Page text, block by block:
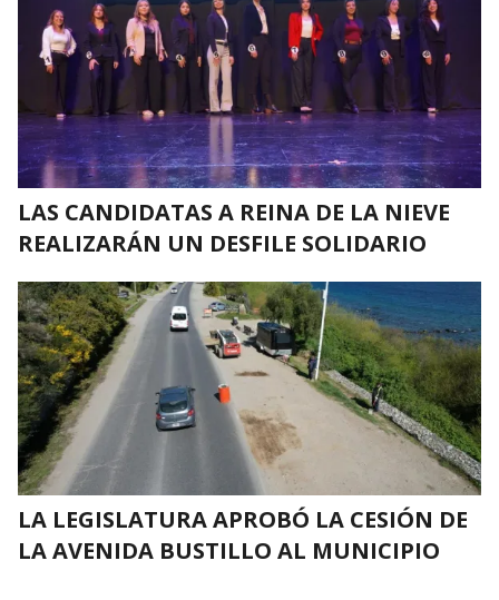
LAS CANDIDATAS A REINA DE LA NIEVE
REALIZARÁN UN DESFILE SOLIDARIO
LA LEGISLATURA APROBÓ LA CESIÓN DE
LA AVENIDA BUSTILLO AL MUNICIPIO